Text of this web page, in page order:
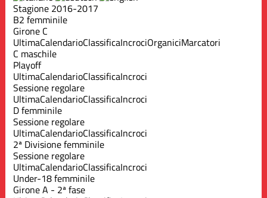
Stagione 2016-2017
B2 femminile
Girone C
UltimaCalendarioClassificaIncrociOrganiciMarcatori
C maschile
Playoff
UltimaCalendarioClassificaIncroci
Sessione regolare
UltimaCalendarioClassificaIncroci
D femminile
Sessione regolare
UltimaCalendarioClassificaIncroci
2ª Divisione femminile
Sessione regolare
UltimaCalendarioClassificaIncroci
Under-18 femminile
Girone A - 2ª fase